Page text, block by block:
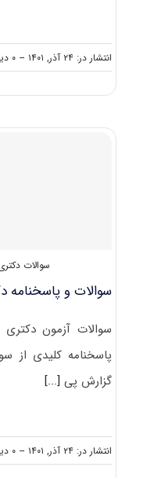
انتشار در: ۲۴ آذر, ۱۴۰۱ -- ۰ دیدگاه
سوالات دکتری
سوالات و پاسخنامه
پاسخنامه کلیدی
گزارش پی[...]
انتشار در: ۲۴ آذر, ۱۴۰۱ -- ۰ دیدگاه